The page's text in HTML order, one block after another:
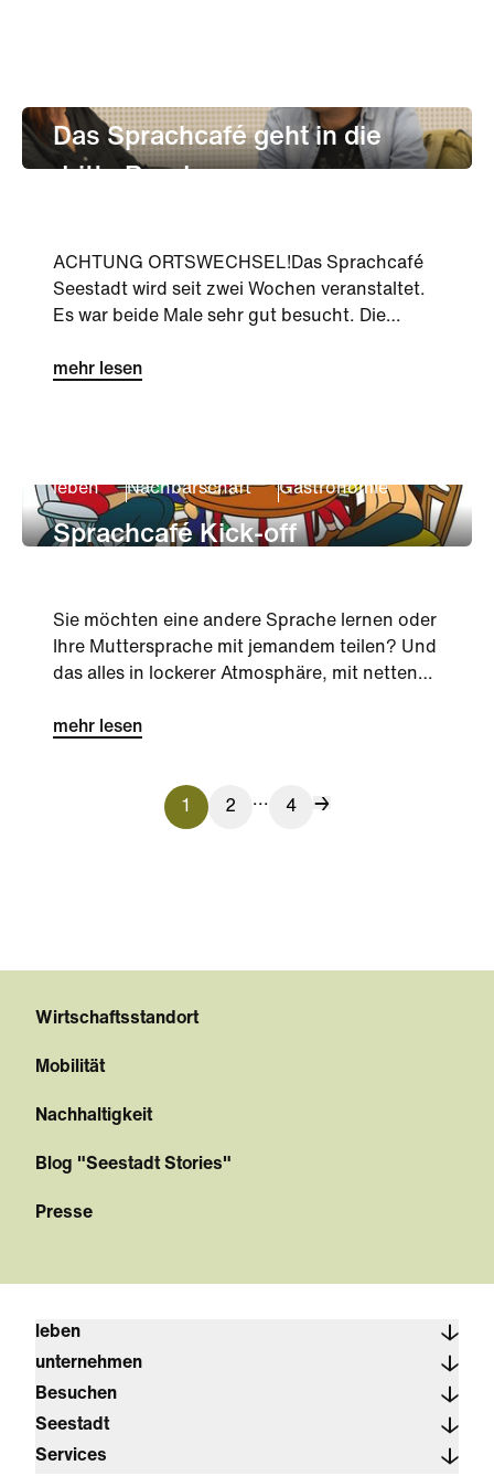
Das Sprachcafé geht in die
dritte Runde
ACHTUNG ORTSWECHSEL!Das Sprachcafé
Seestadt wird seit zwei Wochen veranstaltet.
Es war beide Male sehr gut besucht. Die
mehr lesen
leben Nachbarschaft Gastronomie
Sprachcafé Kick-off
Sie möchten eine andere Sprache lernen oder
Ihre Muttersprache mit jemandem teilen? Und
das alles in lockerer Atmosphäre, mit netten
mehr lesen
1 2 ... 4
Wirtschaftsstandort
Mobilität
Nachhaltigkeit
Blog "Seestadt Stories"
Presse
leben
unternehmen
Besuchen
Seestadt
Services